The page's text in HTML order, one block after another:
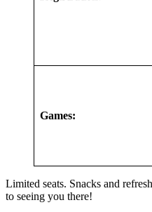
Games:
Limited seats. Snacks and
to seeing you there!